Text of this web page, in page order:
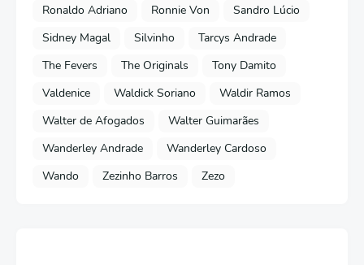
Ronaldo Adriano
Ronnie Von
Sandro Lúcio
Sidney Magal
Silvinho
Tarcys Andrade
The Fevers
The Originals
Tony Damito
Valdenice
Waldick Soriano
Waldir Ramos
Walter de Afogados
Walter Guimarães
Wanderley Andrade
Wanderley Cardoso
Wando
Zezinho Barros Zezo